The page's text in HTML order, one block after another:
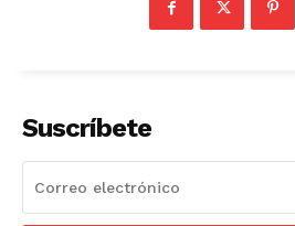
Suscríbete